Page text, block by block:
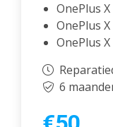
OnePlus
OnePlus
OnePlus
6